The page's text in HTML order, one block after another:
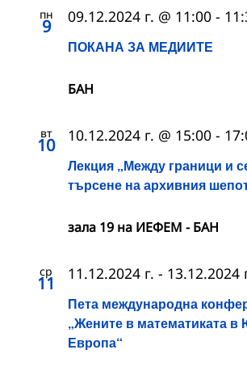
пн
9
ПОКАНА ЗА МЕДИИТЕ
09.12.2024 г. @ 11:00 -
БАН
вт
10
Лекция „Между граници и
търсене на архивния
10.12.2024 г. @ 15:00 -
зала 19 на ИЕФЕМ - БАН
ср
11
Пета международна
„Жените в математиката в
Европа“
11.12.2024 г. - 13.12.2024